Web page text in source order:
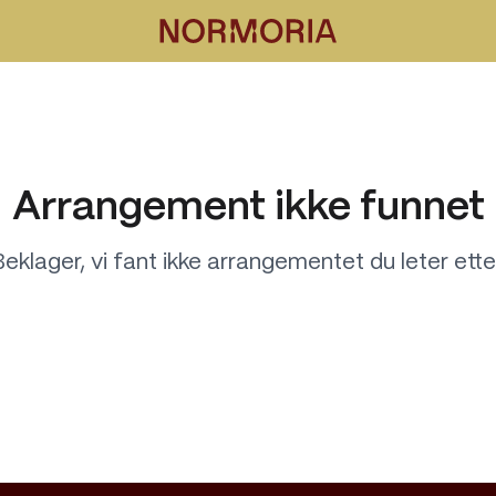
Arrangement ikke funnet
vi fant ikke arrangementet du leter